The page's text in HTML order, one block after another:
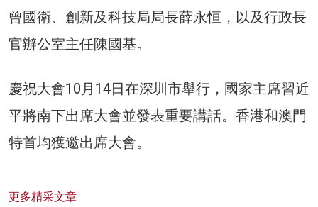
曾國衛、創新及科技局局長薛永恒，以及行政長
官辦公室主任陳國基。
慶祝大會10月14日在深圳市舉行，國家主席習近
平將南下出席大會並發表重要講話。香港和澳門
特首均獲邀出席大會。
更多精采文章